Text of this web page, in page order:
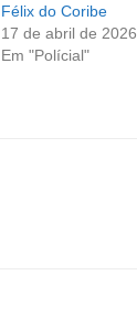
Félix do Coribe
17 de abril de 2026
Em "Polícial"